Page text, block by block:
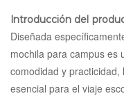
Introducción del
Diseñada
mochila para campus es
comodidad y
esencial para el viaje